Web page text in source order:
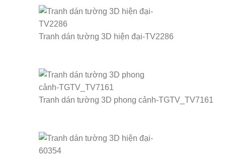
Tranh dán tường 3D hiện đại-TV2286
Tranh dán tường 3D phong cảnh-TGTV_TV7161